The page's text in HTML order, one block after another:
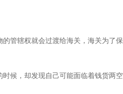
管辖权就会过渡给海关，海关为了
候，却发现自己可能面临着钱货两空